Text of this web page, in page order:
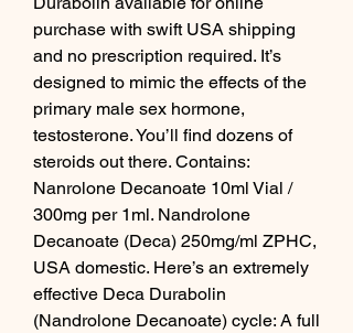
purchase with swift USA shipping
and no prescription required. It’s
designed to mimic the effects of the
primary male sex hormone,
testosterone. You’ll find dozens of
steroids out there. Contains:
Nanrolone Decanoate 10ml Vial /
300mg per 1ml. Nandrolone
Decanoate (Deca) 250mg/ml ZPHC,
USA domestic. Here’s an extremely
effective Deca Durabolin
(Nandrolone Decanoate) cycle: A full